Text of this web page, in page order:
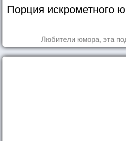
Порция искрометного
Любители юмора, эта